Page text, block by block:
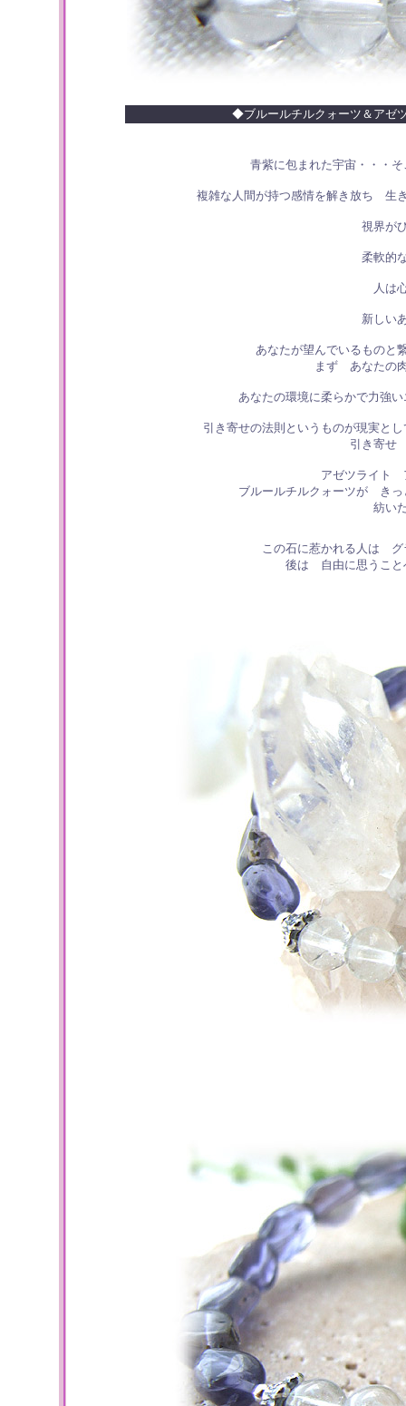
◆ブルールチルクォーツ＆アゼ
青紫に包まれた宇宙・・・
複雑な人間が持つ感情を解き放ち 生
視界が
柔軟的
人は
新しい
あなたが望んでいるものと
まず あなたの
あなたの環境に柔らかで力強
引き寄せの法則というものが現実と
引き寄せ
アゼツライト
ブルールチルクォーツが きっ
紡い
この石に惹かれる人は グ
後は 自由に思うこと